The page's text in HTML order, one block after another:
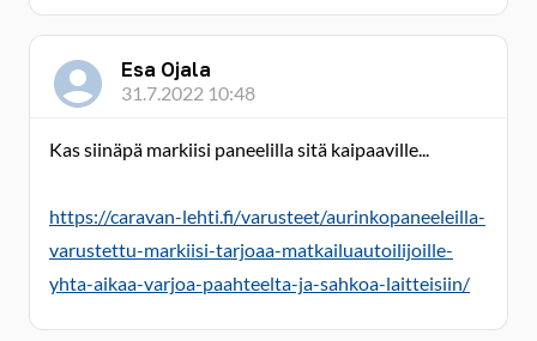
Esa Ojala
31.7.2022 10:48
Kas siinäpä markiisi paneelilla sitä kaipaaville...
https://caravan-lehti.fi/varusteet/aurinkopaneeleilla-
varustettu-markiisi-tarjoaa-matkailuautoilijoille-
yhta-aikaa-varjoa-paahteelta-ja-sahkoa-laitteisiin/